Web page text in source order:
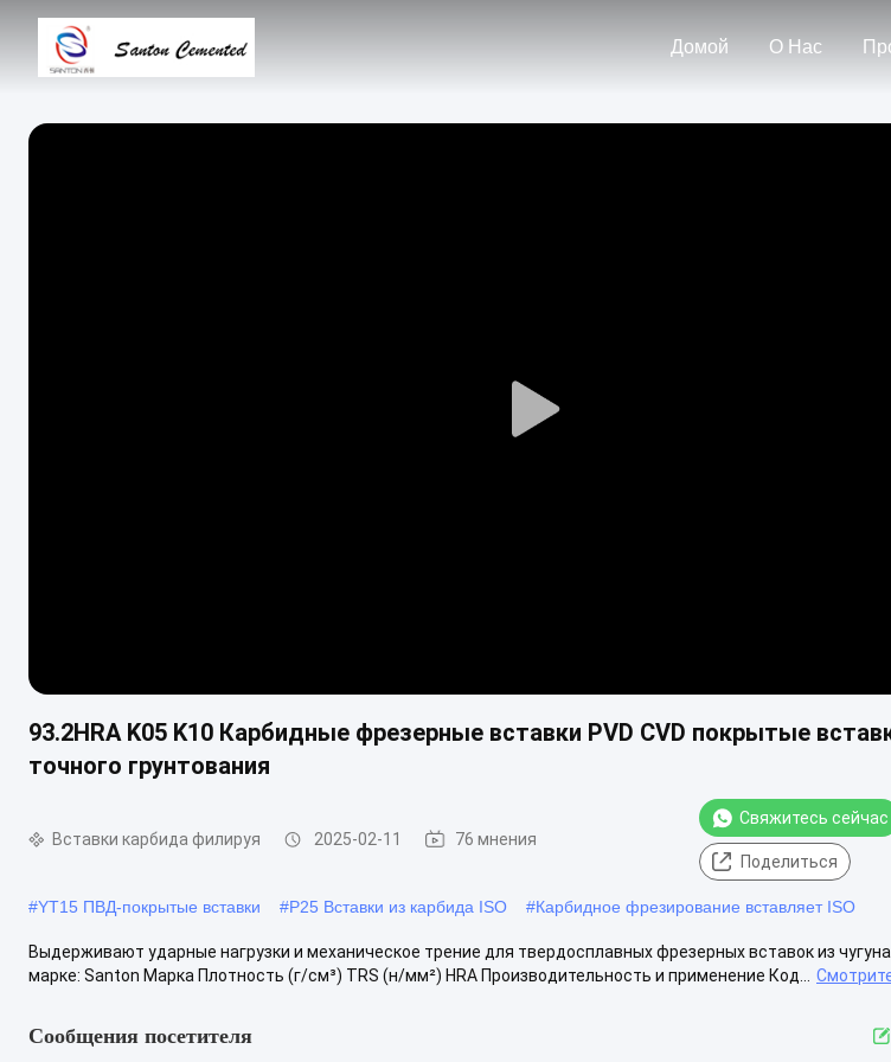
Домой О Нас
Play
93.2HRA K05 K10 Карбидные фрезерные вставки PVD CVD покрытые
точного грунтования
Вставки карбида филируя 2025-02-11 76 мнения
Свяжитесь сейчас
Поделиться
#YT15 ПВД-покрытые вставки #P25 Вставки из карбида ISO #Карбидное фрезирование вставляет ISO
Выдерживают ударные нагрузки и механическое трение для твердосплавных фрезерных вставок из
марке: Santon Марка Плотность (г/см³) TRS (н/мм²) HRA Производительность и применение Код...
Сообщения посетителя